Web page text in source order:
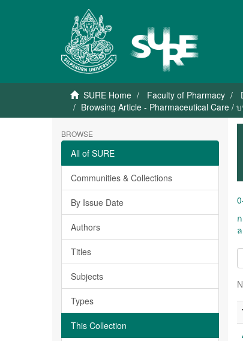
SURE Home Faculty of Pharmacy
Browsing Article - Pharmaceutical Care
BROWSE
All of SURE
Communities & Collections
By Issue Date
Authors
Titles
Subjects
Types
This Collection
ก
ล